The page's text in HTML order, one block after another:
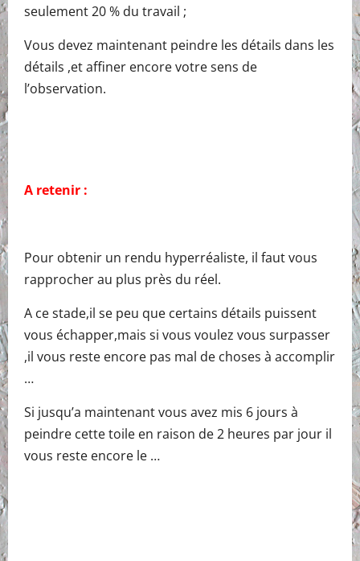
seulement 20 % du travail ;
Vous devez maintenant peindre les détails dans les
détails ,et affiner encore votre sens de
l’observation.
A retenir :
Pour obtenir un rendu hyperréaliste, il faut vous
rapprocher au plus près du réel.
A ce stade,il se peu que certains détails puissent
vous échapper,mais si vous voulez vous surpasser
,il vous reste encore pas mal de choses à accomplir
…
Si jusqu’a maintenant vous avez mis 6 jours à
peindre cette toile en raison de 2 heures par jour il
vous reste encore le …